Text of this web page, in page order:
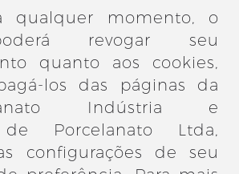
qualquer momento, o
revogar seu
quanto aos cookies,
los das páginas da
Indústria e
Porcelanato Ltda,
configurações de seu